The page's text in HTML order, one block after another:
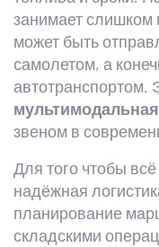
занимает слишком
может быть
самолетом, а
автотранспортом.
звеном в
Для того чтобы
надёжная
планирование
складскими